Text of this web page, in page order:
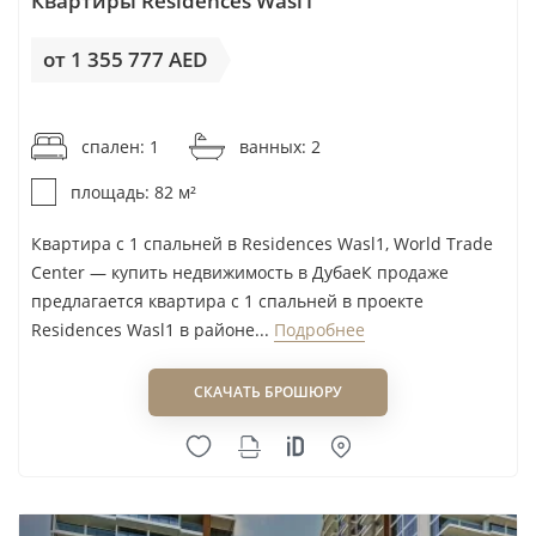
объекта, график платежей и условия
уступки прав до внесения брони.
Планировать владение как минимум на
среднесрочный горизонт: этот район
лучше раскрывается через устойчивый
деловой спрос, а не через попытку быстро
перепродать лот.
Если часть бюджета привлекается в
кредит, заранее оценить условия через
от 1 355 777 AED
спален: 1
ванных: 2
площадь: 82 м²
Квартира с 1 спальней в Residences Wasl1, World Trade
Center — купить недвижимость в ДубаеК продаже
предлагается квартира с 1 спальней в проекте
Residences Wasl1 в районе... Подробнее
СКАЧАТЬ БРОШЮРУ